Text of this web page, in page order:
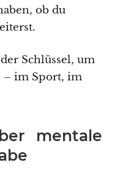
ob du
Schlüssel, um
– im Sport, im
mentale